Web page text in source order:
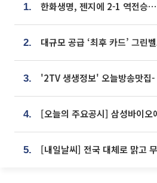
1.
2.
3.
4.
5. [내일날씨] 전국 대체로 맑고